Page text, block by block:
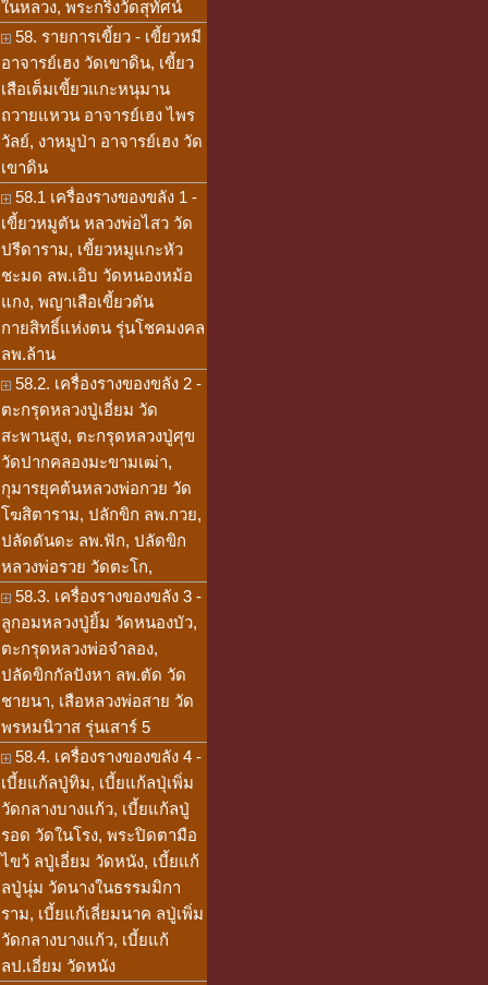
ในหลวง, พระกริ่งวัดสุทัศน์
58. รายการเขี้ยว - เขี้ยวหมี
อาจารย์เฮง วัดเขาดิน, เขี้ยว
เสือเต็มเขี้ยวแกะหนุมาน
ถวายแหวน อาจารย์เฮง ไพร
วัลย์, งาหมูป่า อาจารย์เฮง วัด
เขาดิน
58.1 เครื่องรางของขลัง 1 -
เขี้ยวหมูตัน หลวงพ่อไสว วัด
ปรีดาราม, เขี้ยวหมูแกะหัว
ชะมด ลพ.เอิบ วัดหนองหม้อ
แกง, พญาเสือเขี้ยวตัน
กายสิทธิ์แห่งตน รุ่นโชคมงคล
ลพ.ล้าน
58.2. เครื่องรางของขลัง 2 -
ตะกรุดหลวงปู่เอี่ยม วัด
สะพานสูง, ตะกรุดหลวงปู่ศุข
วัดปากคลองมะขามเฒ่า,
กุมารยุคต้นหลวงพ่อกวย วัด
โฆสิตาราม, ปลักขิก ลพ.กวย,
ปลัดดันดะ ลพ.ฟัก, ปลัดขิก
หลวงพ่อรวย วัดตะโก,
58.3. เครื่องรางของขลัง 3 -
ลูกอมหลวงปู่ยิ้ม วัดหนองบัว,
ตะกรุดหลวงพ่อจำลอง,
ปลัดขิกกัลปังหา ลพ.ตัด วัด
ชายนา, เสือหลวงพ่อสาย วัด
พรหมนิวาส รุ่นเสาร์ 5
58.4. เครื่องรางของขลัง 4 -
เบี้ยแก้ลปู่ทิม, เบี้ยแก้ลปุ่เพิ่ม
วัดกลางบางแก้ว, เบี้ยแก้ลปู่
รอด วัดในโรง, พระปิดตามือ
ไขว้ ลปู่เอี่ยม วัดหนัง, เบี้ยแก้
ลปู่นุ่ม วัดนางในธรรมมิกา
ราม, เบี้ยแก้เลี่ยมนาค ลปู่เพิ่ม
วัดกลางบางแก้ว, เบี้ยแก้
ลป.เอี่ยม วัดหนัง